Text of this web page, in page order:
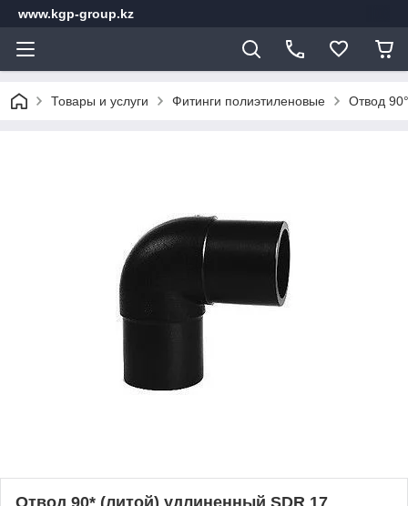
www.kgp-group.kz
Товары и услуги Фитинги полиэтиленовые Отвод
Отвод 90* (литой) удлиненный SDR 17